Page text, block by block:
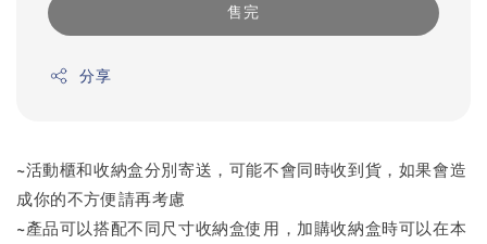
售完
分享
~活動櫃和收納盒分別寄送，可能不會同時收到貨，如果會造
成你的不方便請再考慮
~產品可以搭配不同尺寸收納盒使用，加購收納盒時可以在本